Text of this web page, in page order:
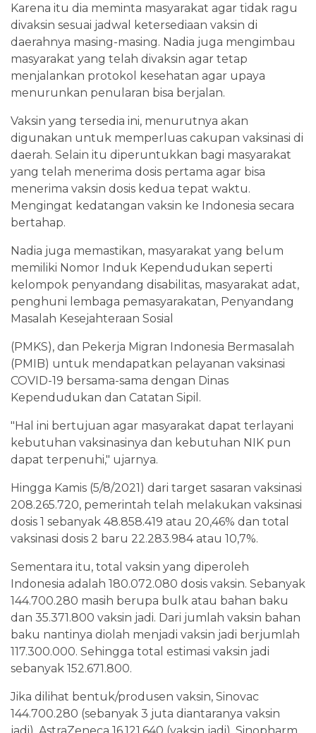
Karena itu dia meminta masyarakat agar tidak ragu
divaksin sesuai jadwal ketersediaan vaksin di
daerahnya masing-masing. Nadia juga mengimbau
masyarakat yang telah divaksin agar tetap
menjalankan protokol kesehatan agar upaya
menurunkan penularan bisa berjalan.
Vaksin yang tersedia ini, menurutnya akan
digunakan untuk memperluas cakupan vaksinasi di
daerah. Selain itu diperuntukkan bagi masyarakat
yang telah menerima dosis pertama agar bisa
menerima vaksin dosis kedua tepat waktu.
Mengingat kedatangan vaksin ke Indonesia secara
bertahap.
Nadia juga memastikan, masyarakat yang belum
memiliki Nomor Induk Kependudukan seperti
kelompok penyandang disabilitas, masyarakat adat,
penghuni lembaga pemasyarakatan, Penyandang
Masalah Kesejahteraan Sosial
(PMKS), dan Pekerja Migran Indonesia Bermasalah
(PMIB) untuk mendapatkan pelayanan vaksinasi
COVID-19 bersama-sama dengan Dinas
Kependudukan dan Catatan Sipil.
"Hal ini bertujuan agar masyarakat dapat terlayani
kebutuhan vaksinasinya dan kebutuhan NIK pun
dapat terpenuhi," ujarnya.
Hingga Kamis (5/8/2021) dari target sasaran vaksinasi
208.265.720, pemerintah telah melakukan vaksinasi
dosis 1 sebanyak 48.858.419 atau 20,46% dan total
vaksinasi dosis 2 baru 22.283.984 atau 10,7%.
Sementara itu, total vaksin yang diperoleh
Indonesia adalah 180.072.080 dosis vaksin. Sebanyak
144.700.280 masih berupa bulk atau bahan baku
dan 35.371.800 vaksin jadi. Dari jumlah vaksin bahan
baku nantinya diolah menjadi vaksin jadi berjumlah
117.300.000. Sehingga total estimasi vaksin jadi
sebanyak 152.671.800.
Jika dilihat bentuk/produsen vaksin, Sinovac
144.700.280 (sebanyak 3 juta diantaranya vaksin